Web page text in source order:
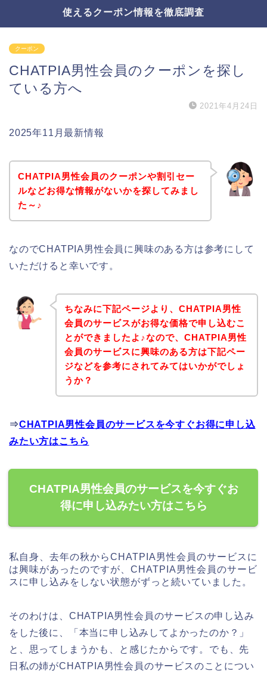
使えるクーポン情報を徹底調査
クーポン
CHATPIA男性会員のクーポンを探し
ている方へ
2021年4月24日
2025年11月最新情報
CHATPIA男性会員のクーポンや割引セー
ルなどお得な情報がないかを探してみまし
た～♪
なのでCHATPIA男性会員に興味のある方は参考にして
いただけると幸いです。
ちなみに下記ページより、CHATPIA男性
会員のサービスがお得な価格で申し込むこ
とができましたよ♪なので、CHATPIA男性
会員のサービスに興味のある方は下記ペー
ジなどを参考にされてみてはいかがでしょ
うか？
⇒CHATPIA男性会員のサービスを今すぐお得に申し込
みたい方はこちら
CHATPIA男性会員のサービスを今すぐお
得に申し込みたい方はこちら
私自身、去年の秋からCHATPIA男性会員のサービスに
は興味があったのですが、CHATPIA男性会員のサービ
スに申し込みをしない状態がずっと続いていました。
そのわけは、CHATPIA男性会員のサービスの申し込み
をした後に、「本当に申し込みしてよかったのか？」
と、思ってしまうかも、と感じたからです。でも、先
日私の姉がCHATPIA男性会員のサービスのことについ